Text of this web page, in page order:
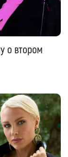
о втором